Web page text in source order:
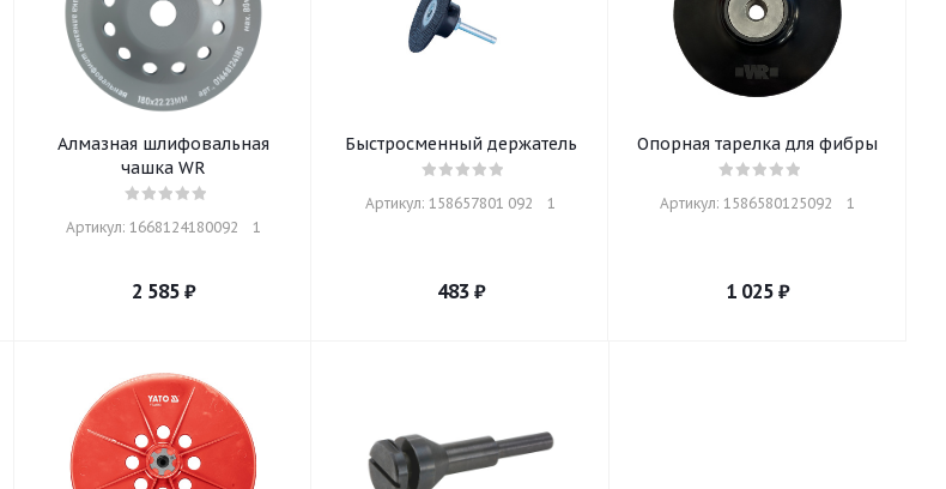
Алмазная шлифовальная
чашка WR
Артикул: 1668124180092    1
2 585 ₽
Быстросменный держатель
Артикул: 158657801 092    1
483₽
Опорная тарелка для фибры
Артикул: 1586580125092    1
1 025 ₽